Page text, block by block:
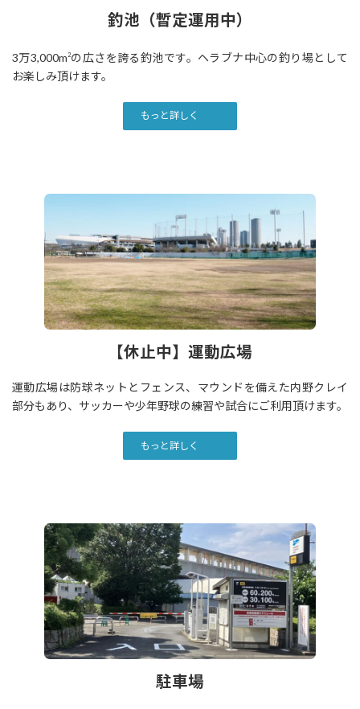
釣池（暫定運用中）
3万3,000m 2の広さを誇る釣池です。ヘラブナ中心の釣り場として
お楽しみ頂けます。
もっと詳しく
【休止中】運動広場
運動広場は防球ネットとフェンス、マウンドを備えた内野クレイ
部分もあり、サッカーや少年野球の練習や試合にご利用頂けます。
もっと詳しく
駐車場